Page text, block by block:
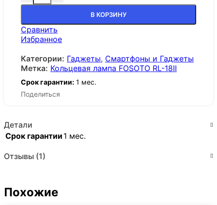
В КОРЗИНУ
Сравнить
Избранное
Категории: Гаджеты, Смартфоны и Гаджеты
Метка: Кольцевая лампа FOSOTO RL-18II
Срок гарантии: 1 мес.
Поделиться
Детали
Срок гарантии 1 мес.
Отзывы (1)
Похожие